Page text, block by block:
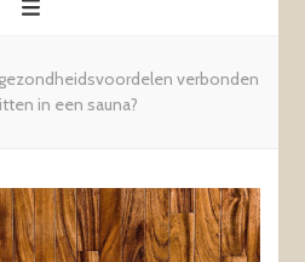
verbonden
in een sauna?